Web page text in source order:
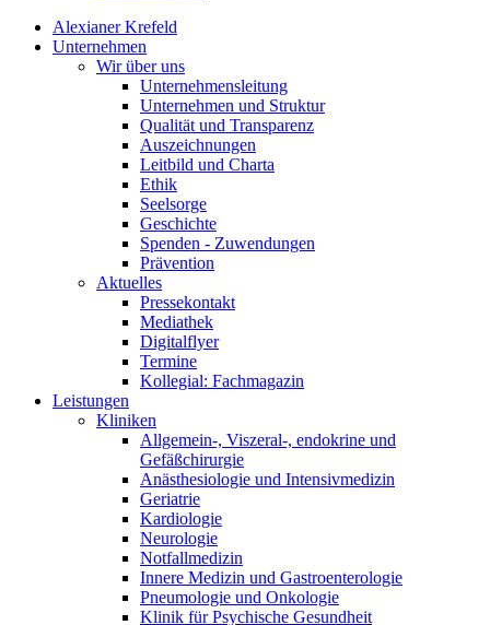
Alexianer Krefeld
Unternehmen
Wir über uns
Unternehmensleitung
Unternehmen und Struktur
Qualität und Transparenz
Auszeichnungen
Leitbild und Charta
Ethik
Seelsorge
Geschichte
Spenden - Zuwendungen
Prävention
Aktuelles
Pressekontakt
Mediathek
Digitalflyer
Termine
Kollegial: Fachmagazin
Leistungen
Kliniken
Allgemein-, Viszeral-, endokrine und
Gefäßchirurgie
Anästhesiologie und Intensivmedizin
Geriatrie
Kardiologie
Neurologie
Notfallmedizin
Innere Medizin und Gastroenterologie
Pneumologie und Onkologie
Klinik für Psychische Gesundheit